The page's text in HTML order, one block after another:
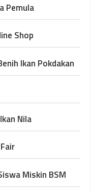
Pemula
Shop
Ikan Pokdakan
Nila
Miskin BSM